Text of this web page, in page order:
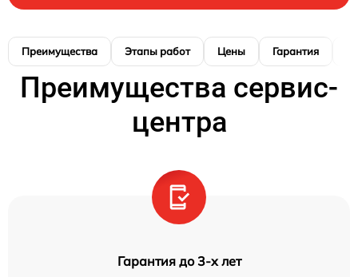
Преимущества Этапы работ Цены Гарантия
Преимущества сервис-
центра
Гарантия до 3-х лет